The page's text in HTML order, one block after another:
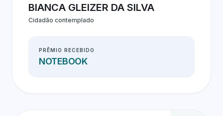
BIANCA GLEIZER DA SILVA
Cidadão contemplado
PRÊMIO RECEBIDO
NOTEBOOK